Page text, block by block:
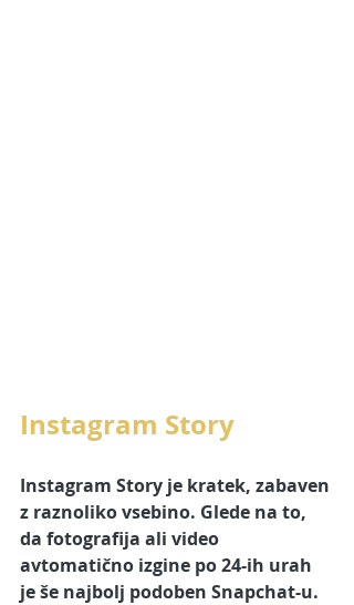
Instagram Story
Instagram Story je kratek, zabaven
z raznoliko vsebino. Glede na to,
da fotografija ali video
avtomatično izgine po 24-ih urah
je še najbolj podoben Snapchat-u.